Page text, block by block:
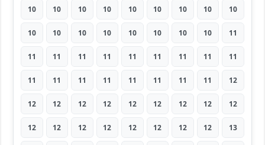
10 10 10 10 10 10 10 10 10
10 10 10 10 10 10 10 10 11
11 11 11 11 11 11 11 11 11
11 11 11 11 11 11 11 11 12
12 12 12 12 12 12 12 12 12
12 12 12 12 12 12 12 12 13